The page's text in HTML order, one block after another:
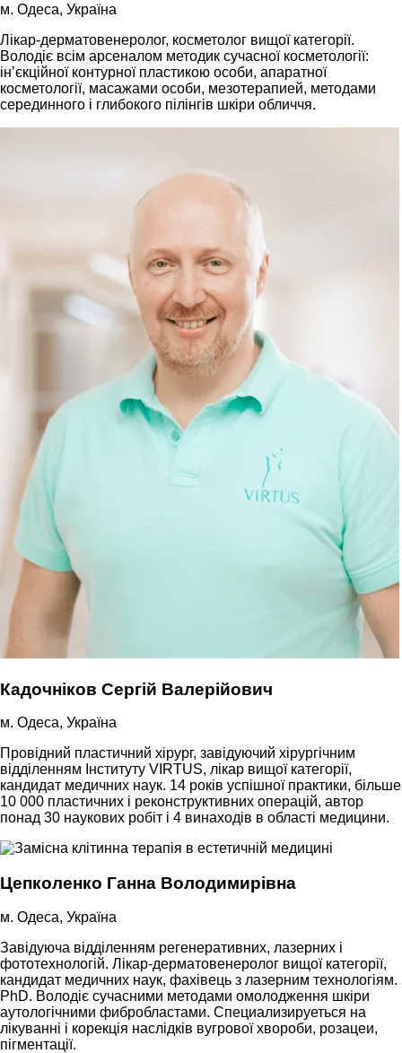
м. Одеса, Україна
Лікар-дерматовенеролог, косметолог вищої категорії.
Володіє всім арсеналом методик сучасної косметології:
ін’єкційної контурної пластикою особи, апаратної
косметології, масажами особи, мезотерапией, методами
серединного і глибокого пілінгів шкіри обличчя.
Кадочніков Сергій Валерійович
м. Одеса, Україна
Провідний пластичний хірург, завідуючий хірургічним
відділенням Інституту VIRTUS, лікар вищої категорії,
кандидат медичних наук. 14 років успішної практики, більше
10 000 пластичних і реконструктивних операцій, автор
понад 30 наукових робіт і 4 винаходів в області медицини.
Цепколенко Ганна Володимирівна
м. Одеса, Україна
Завідуюча відділенням регенеративних, лазерних і
фототехнологій. Лікар-дерматовенеролог вищої категорії,
кандидат медичних наук, фахівець з лазерним технологіям.
PhD. Володіє сучасними методами омолодження шкіри
аутологічними фибробластами. Специализируеться на
лікуванні і корекція наслідків вугрової хвороби, розацеи,
пігментації.